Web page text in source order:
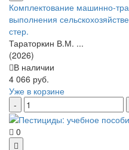
Комплектование машинно-
выполнения
стер.
Тараторкин В.М. ...
(2026)
В наличии
4 066 руб.
Уже в корзине
0